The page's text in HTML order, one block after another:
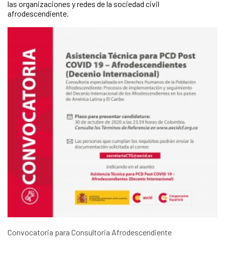
las organizaciones y redes de la sociedad civil
afrodescendiente.
Convocatoria para Consultoria Afrodescendiente